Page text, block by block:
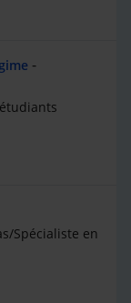
Spécialiste en